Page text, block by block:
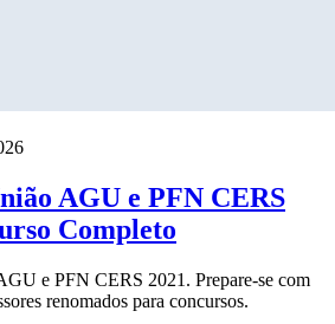
AGU e PFN CERS
Completo
e PFN CERS 2021. Prepare-se com
renomados para concursos.